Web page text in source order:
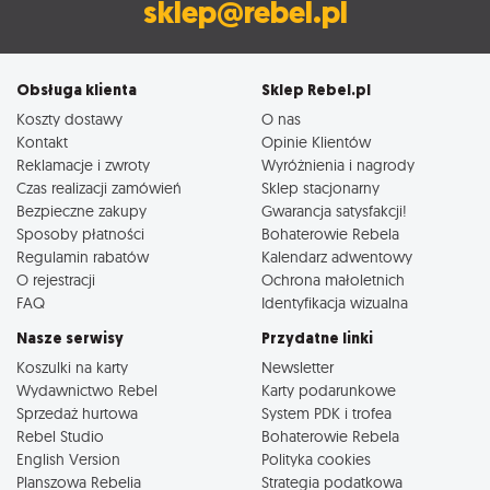
sklep@rebel.pl
Obsługa klienta
Koszty dostawy
Kontakt
Reklamacje i zwroty
Czas realizacji zamówień
Bezpieczne zakupy
Sposoby płatności
Regulamin rabatów
O rejestracji
FAQ
Sklep Rebel.pl
O nas
Opinie Klientów
Wyróżnienia i nagrody
Sklep stacjonarny
Gwarancja satysfakcji!
Bohaterowie Rebela
Kalendarz adwentowy
Ochrona małoletnich
Identyfikacja wizualna
Nasze serwisy
Koszulki na karty
Wydawnictwo Rebel
Sprzedaż hurtowa
Rebel Studio
English Version
Planszowa Rebelia
Przydatne linki
Newsletter
Karty podarunkowe
System PDK i trofea
Bohaterowie Rebela
Polityka cookies
Strategia podatkowa